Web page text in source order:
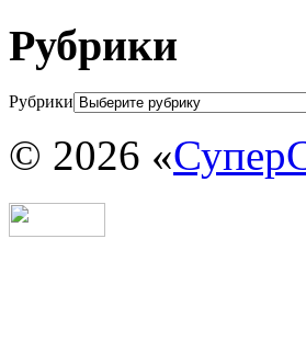
Рубрики
Рубрики
© 2026 «